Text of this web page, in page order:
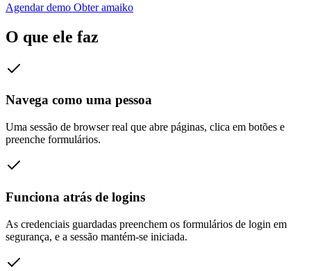
Agendar demo Obter amaiko
O que ele faz
Navega como uma pessoa
Uma sessão de browser real que abre páginas, clica em botões e
preenche formulários.
Funciona atrás de logins
As credenciais guardadas preenchem os formulários de login em
segurança, e a sessão mantém-se iniciada.